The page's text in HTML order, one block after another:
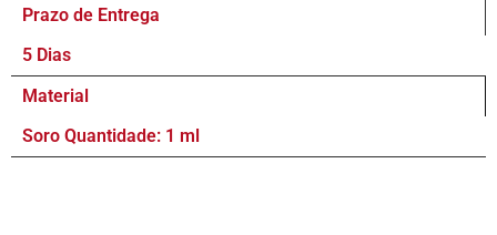
Prazo de Entrega
5 Dias
Material
Soro Quantidade: 1 ml